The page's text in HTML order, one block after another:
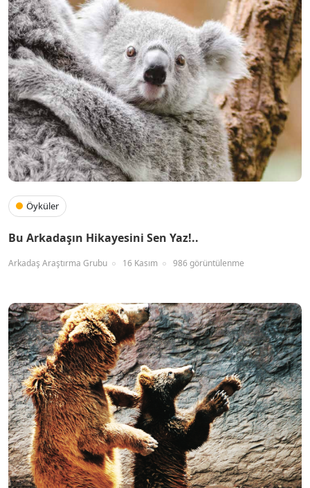
Öyküler
Bu Arkadaşın Hikayesini Sen Yaz!..
Arkadaş Araştırma Grubu 16 Kasım 986 görüntülenme